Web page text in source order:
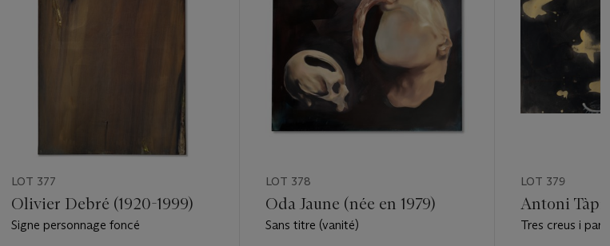
LOT 377
Olivier Debré (1920-1999)
Signe personnage foncé
LOT 378
Oda Jaune (née en 1979)
Sans titre (vanité)
LOT 379
Antoni
Tres creus i